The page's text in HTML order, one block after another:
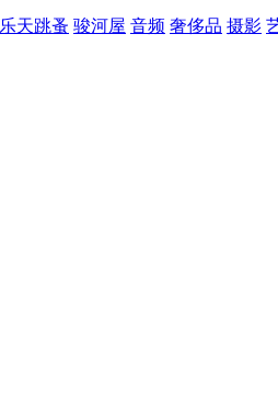
乐天跳蚤 骏河屋 音频 奢侈品 摄影